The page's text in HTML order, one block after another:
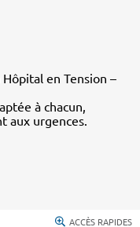
en Tension –
à chacun,
aux urgences.
ACCÈS RAPIDES